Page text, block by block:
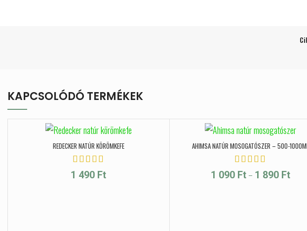
KAPCSOLÓDÓ TERMÉKEK
REDECKER NATÚR KÖRÖMKEFE
1 490 Ft
AHIMSA NATÚR MOSOGATÓSZER – 500-
1 090 Ft – 1 890 Ft